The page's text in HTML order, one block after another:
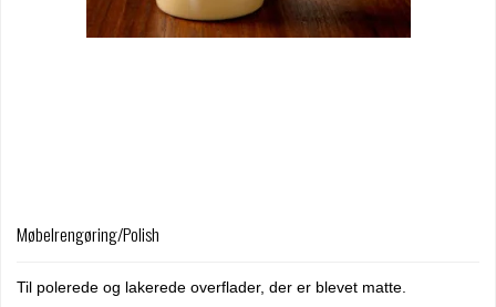
Møbelrengøring/Polish
Til polerede og lakerede overflader, der er blevet matte.